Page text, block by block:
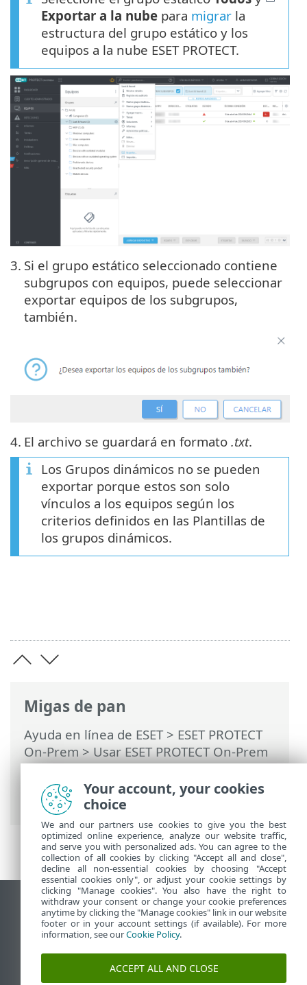
Migas de pan
Ayuda en línea de ESET> ESET PROTECT
On-Prem>Usar ESET PROTECT On-Prem
>ESET PROTECT On-Prem Menú principal
Equipos >Grupos>Grupos estáticos>
Exportar grupos estáticos
Exportar a la nube para migrar la
estructura del grupo estático y los
equipos a la nube ESET PROTECT.
3. Si el grupo estático seleccionado contiene
subgrupos con equipos, puede seleccionar
exportar equipos de los subgrupos,
también.
4. El archivo se guardará en formato .txt.
Los Grupos dinámicos no se pueden
exportar porque estos son solo
vínculos a los equipos según los
criterios definidos en las Plantillas de
los grupos dinámicos.
Ver sitio del escritorio
End of Life
Base de conocimiento de ESET
Foro de ESET
ESET Status Portal
Your account, your cookies
choice
We and our partners use cookies to give you the best
optimized online experience, analyze our website traffic,
and serve you with personalized ads. You can agree to the
collection of all cookies by clicking "Accept all and close",
decline all non-essential cookies by choosing "Accept
essential cookies only", or adjust your cookie settings by
clicking "Manage cookies". You also have the right to
withdraw your consent or change your cookie preferences
anytime by clicking the "Manage cookies" link in our website
footer or in your account settings (if available). For more
information, see ourCookie Policy.
ACCEPT ALL AND CLOSE